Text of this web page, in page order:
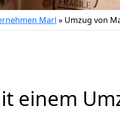
Marl » Umzug von
einem